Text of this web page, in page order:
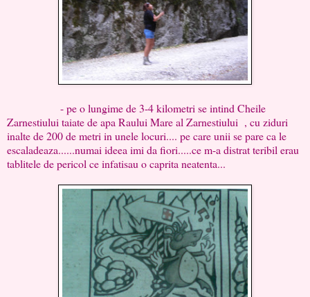
- pe o lungime de 3-4 kilometri se intind Cheile
Zarnestiului taiate de apa Raului Mare al Zarnestiului , cu ziduri
inalte de 200 de metri in unele locuri.... pe care unii se pare ca le
escaladeaza......numai ideea imi da fiori.....ce m-a distrat teribil erau
tablitele de pericol ce infatisau o caprita neatenta...